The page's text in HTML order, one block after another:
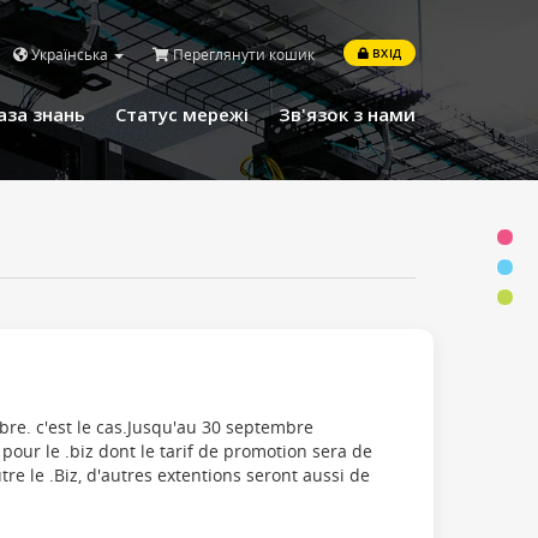
Українська Переглянути кошик ВХІД
знань Статус мережі Зв'язок з нами
c'est le cas.Jusqu'au 30 septembre
le .biz dont le tarif de promotion sera de
le .Biz, d'autres extentions seront aussi de